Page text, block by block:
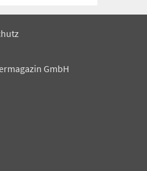
GmbH